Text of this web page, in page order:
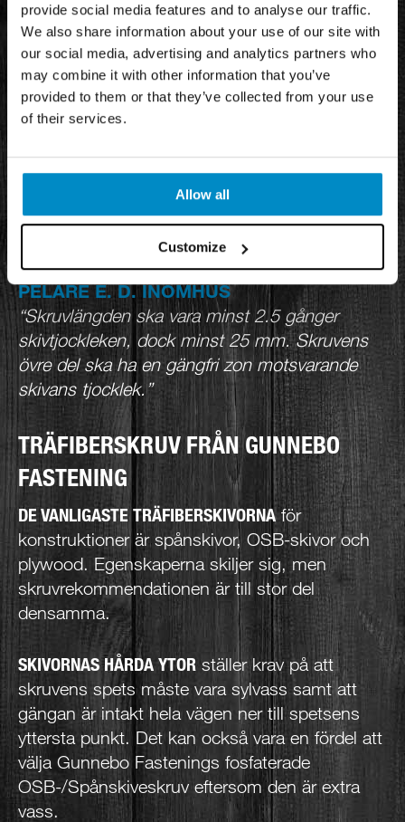
provide social media features and to analyse our traffic.
We also share information about your use of our site with
our social media, advertising and analytics partners who
may combine it with other information that you’ve
provided to them or that they’ve collected from your use
of their services.
Allow all
Customize
KEB |SKIKT AV SKIVOR AV TRÄ ELLER
TRÄBASERAT MATERIAL
“Skruvlängden ska vara minst 2 gånger
skivtjockleken, dock minst 19 mm.”
Skruvlängden ska vara minst 2-2,5 gånger
skivstjockleken”
KEL.21 |SKIKT AV OSB-SKIVOR I VÄGG,
PELARE E. D. INOMHUS
“Skruvlängden ska vara minst 2.5 gånger
skivtjockleken, dock minst 25 mm. Skruvens
övre del ska ha en gängfri zon motsvarande
skivans tjocklek.”
TRÄFIBERSKRUV FRÅN GUNNEBO
FASTENING
DE VANLIGASTE TRÄFIBERSKIVORNAför
konstruktioner är spånskivor, OSB-skivor och
plywood. Egenskaperna skiljer sig, men
skruvrekommendationen är till stor del
densamma.
SKIVORNAS HÅRDA YTOR ställer krav på att
skruvens spets måste vara sylvass samt att
gängan är intakt hela vägen ner till spetsens
yttersta punkt. Det kan också vara en fördel att
välja Gunnebo Fastenings fosfaterade
OSB-/Spånskiveskruv eftersom den är extra
vass.